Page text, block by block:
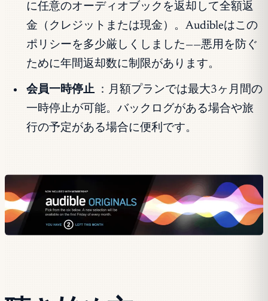
に任意のオーディオブックを返却して全額返
金（クレジットまたは現金）。Audibleはこの
ポリシーを多少厳しくしました——悪用を防ぐ
ために年間返却数に制限があります。
会員一時停止
：月額プランでは最大3ヶ月間の
一時停止が可能。バックログがある場合や旅
行の予定がある場合に便利です。